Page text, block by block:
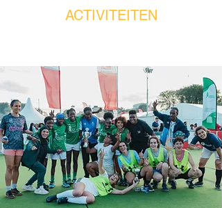
ACTIVITEITEN